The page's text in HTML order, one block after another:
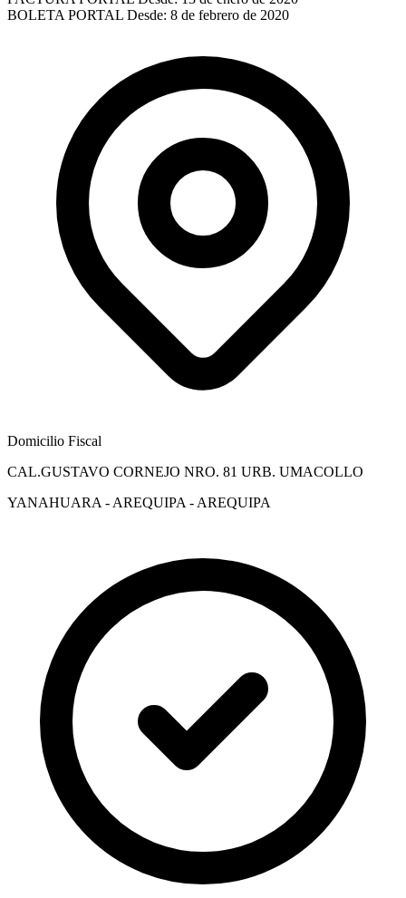
BOLETA PORTAL Desde: 8 de febrero de 2020
Domicilio Fiscal
CAL.GUSTAVO CORNEJO NRO. 81 URB. UMACOLLO
YANAHUARA - AREQUIPA - AREQUIPA